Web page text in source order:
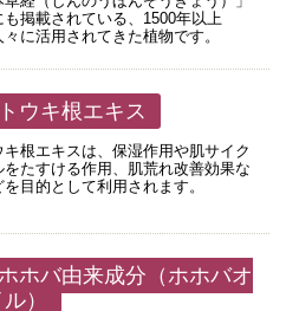
も掲載されている、1500年以上
々に活用されてきた植物です。
トウキ根エキス
キ根エキスは、保湿作用や肌サイク
をたすける作用、肌荒れ改善効果な
を目的として利用されます。
ホホバ由来成分（ホホバオ
）